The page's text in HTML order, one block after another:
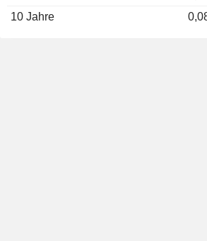
10 Jahre